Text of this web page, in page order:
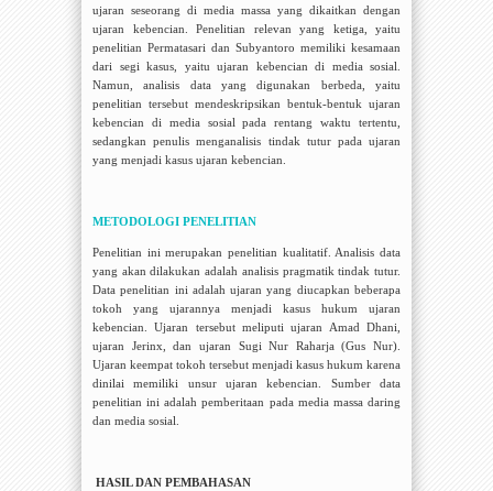
ujaran seseorang di media massa yang dikaitkan dengan
ujaran kebencian. Penelitian relevan yang ketiga, yaitu
penelitian Permatasari dan Subyantoro memiliki kesamaan
dari segi kasus, yaitu ujaran kebencian di media sosial.
Namun, analisis data yang digunakan berbeda, yaitu
penelitian tersebut mendeskripsikan bentuk-bentuk ujaran
kebencian di media sosial pada rentang waktu tertentu,
sedangkan penulis menganalisis tindak tutur pada ujaran
yang menjadi kasus ujaran kebencian.
METODOLOGI PENELITIAN
Penelitian ini merupakan penelitian kualitatif. Analisis data
yang akan dilakukan adalah analisis pragmatik tindak tutur.
Data penelitian ini adalah ujaran yang diucapkan beberapa
tokoh yang ujarannya menjadi kasus hukum ujaran
kebencian. Ujaran tersebut meliputi ujaran Amad Dhani,
ujaran Jerinx, dan ujaran Sugi Nur Raharja (Gus Nur).
Ujaran keempat tokoh tersebut menjadi kasus hukum karena
dinilai memiliki unsur ujaran kebencian. Sumber data
penelitian ini adalah pemberitaan pada media massa daring
dan media sosial.
HASIL DAN PEMBAHASAN